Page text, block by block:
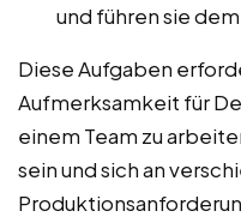
und führen sie
Diese Aufgaben
Aufmerksamkeit für
einem Team zu
sein und sich an